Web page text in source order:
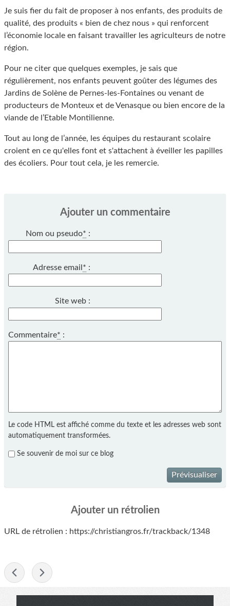
Je suis fier du fait de proposer à nos enfants, des produits de
qualité, des produits « bien de chez nous » qui renforcent
l’économie locale en faisant travailler les agriculteurs de notre
région.
Pour ne citer que quelques exemples, je sais que
régulièrement, nos enfants peuvent goûter des légumes des
Jardins de Solène de Pernes-les-Fontaines ou venant de
producteurs de Monteux et de Venasque ou bien encore de la
viande de l’Etable Montilienne.
Tout au long de l’année, les équipes du restaurant scolaire
croient en ce qu'elles font et s'attachent à éveiller les papilles
des écoliers. Pour tout cela, je les remercie.
Ajouter un commentaire
Nom ou pseudo* :
Adresse email * :
Site web :
Commentaire* :
Le code HTML est affiché comme du texte et les adresses web sont
automatiquement transformées.
Se souvenir de moi sur ce blog
Prévisualiser
Ajouter un rétrolien
URL de rétrolien : https://christiangros.fr/trackback/1348